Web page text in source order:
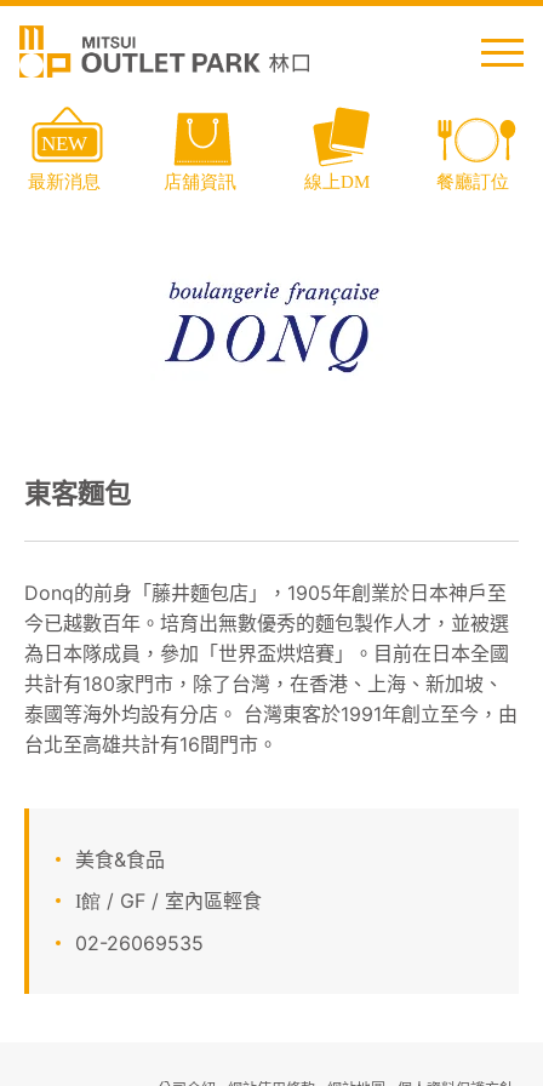
樓層導覽
關於我們
APP會員專區
東客麵包
Donq的前身「藤井麵包店」，1905年創業於日本神戶至
今已越數百年。培育出無數優秀的麵包製作人才，並被選
為日本隊成員，參加「世界盃烘焙賽」。目前在日本全國
共計有180家門市，除了台灣，在香港、上海、新加坡、
泰國等海外均設有分店。 台灣東客於1991年創立至今，由
台北至高雄共計有16間門市。
美食&食品
I館 / GF / 室內區輕食
02-26069535